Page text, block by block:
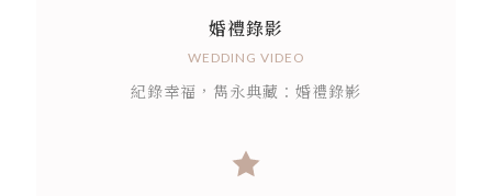
婚禮錄影
WEDDING VIDEO
紀錄幸福，雋永典藏：婚禮錄影